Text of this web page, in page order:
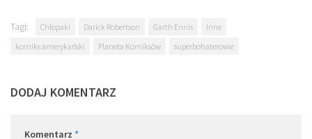
Tagi: Chłopaki Darick Robertson Garth Ennis
Inne
komiks amerykański
Planeta Komiksów superbohaterowie
DODAJ KOMENTARZ
Komentarz *